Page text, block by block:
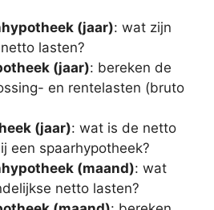
(jaar): wat zijn
lasten?
(jaar): bereken de
en rentelasten (bruto
(jaar): wat is de netto
een spaarhypotheek?
(maand): wat
netto lasten?